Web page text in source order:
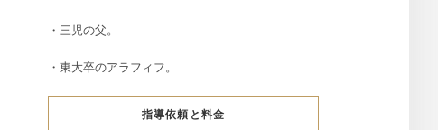
・三児の父。
・東大卒のアラフィフ。
指導依頼と料金